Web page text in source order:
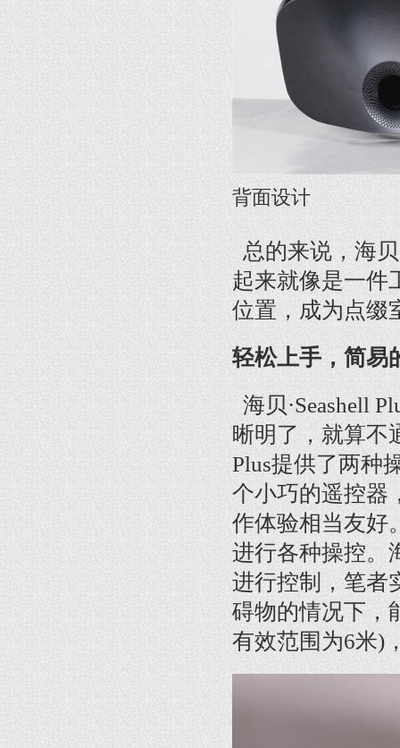
背面设计
总的来说，海
起来就像是一件
位置，成为点缀
轻松上手，简易
海贝·Seashell
晰明了，就算不
Plus提供了两种
个小巧的遥控器
作体验相当友好
进行各种操控。
进行控制，笔者
碍物的情况下，
有效范围为6米)